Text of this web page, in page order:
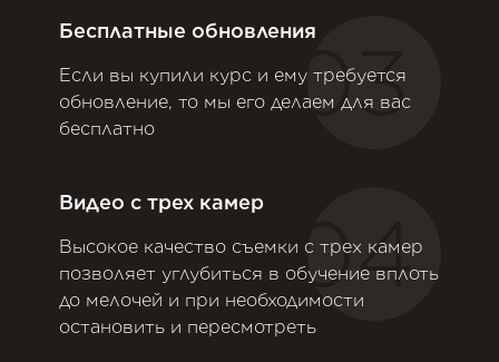
Бесплатные обновления
Если вы купили курс и ему требуется
обновление, то мы его делаем для вас
бесплатно
03
Видео с трех камер
Высокое качество съемки с трех камер
позволяет углубиться в обучение вплоть
до мелочей и при необходимости
остановить и пересмотреть
04